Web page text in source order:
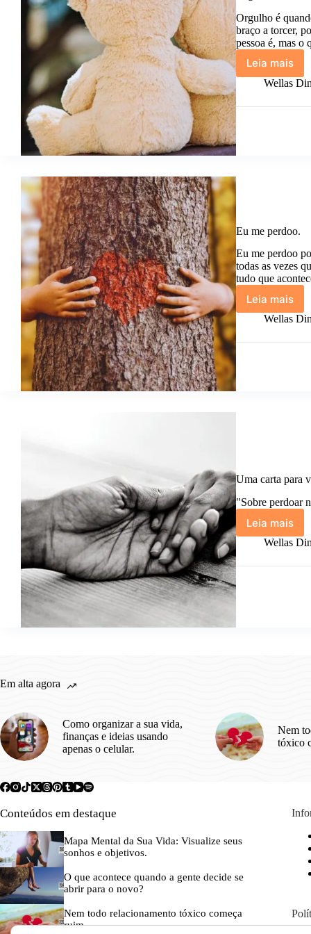
Orgulho é
braço a torcer,
pessoa é, mas
Leia mais
Orgulho
é
Wellas
Eu me perdoo.
Eu me perdoo
todas as vezes
tudo que
Leia mais
Eu
me
Wellas
Uma carta para
"Sobre perdoar
Leia mais
Uma
carta
você
Wellas
Em alta agora
Como organizar a sua vida,
finanças e ideias usando
apenas o celular.
Nem
tóxico
Conteúdos em destaque
Mapa Mental da Sua Vida: Visualize seus
sonhos e objetivos.
O que acontece quando a gente decide se
abrir para o novo?
Nem todo relacionamento tóxico começa
ruim.